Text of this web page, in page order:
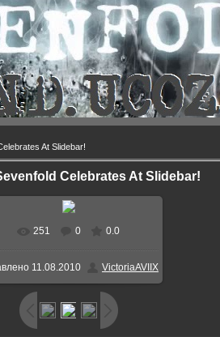
At Slidebar!
Celebrates At Slidebar!
В реальном размере 700x467
86.8Kb
251 0 0.0
11.08.2010 VictoriaAVIIX